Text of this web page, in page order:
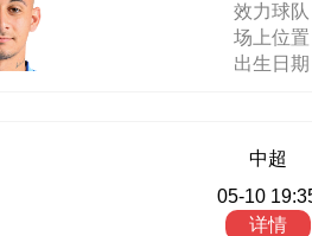
效力球
场上位
出生日
中超
05-10
详情